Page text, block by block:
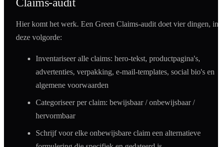
Hier komt het werk. Een Green Claims-audit doet vier dingen, in
deze volgorde:
Inventariseer alle claims: hero-tekst, productpagina's,
advertenties, verpakking, e-mail-templates, social bio's en
algemene voorwaarden
Categoriseer per claim: bewijsbaar / onbewijsbaar /
hervormbaar
Schrijf voor elke onbewijsbare claim een alternatieve